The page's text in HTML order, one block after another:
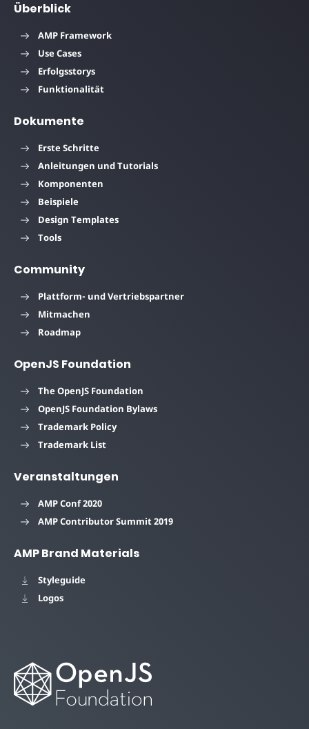
Überblick
AMP Framework
Use Cases
Erfolgsstorys
Funktionalität
Dokumente
Erste Schritte
Anleitungen und Tutorials
Komponenten
Beispiele
Design Templates
Tools
Community
Plattform- und Vertriebspartner
Mitmachen
Roadmap
OpenJS Foundation
The OpenJS Foundation
OpenJS Foundation Bylaws
Trademark Policy
Trademark List
Veranstaltungen
AMP Conf 2020
AMP Contributor Summit 2019
AMP Brand Materials
Styleguide
Logos